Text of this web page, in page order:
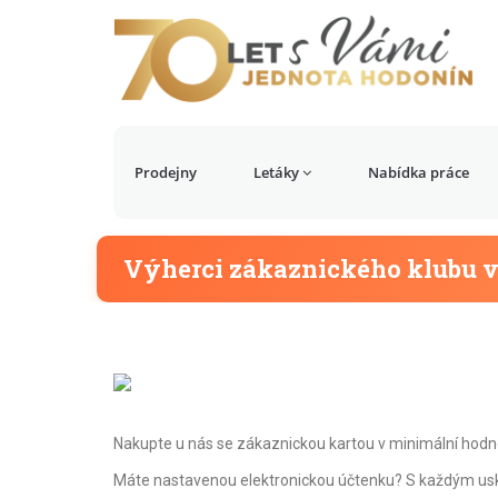
Prodejny Letáky Nabídka práce
Výherci zákaznického klubu
Nakupte u nás se zákaznickou kartou v minimální
Máte nastavenou elektronickou účtenku? S každým